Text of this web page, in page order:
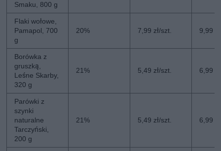
Smaku, 800 g
Flaki wołowe,
Pamapol, 700
g
20% 7,99 zł/szt. 9,99
Borówka z
gruszką,
Leśne Skarby,
320 g
21% 5,49 zł/szt. 6,99
Parówki z
szynki
naturalne
Tarczyński,
200 g
21% 5,49 zł/szt. 6,99